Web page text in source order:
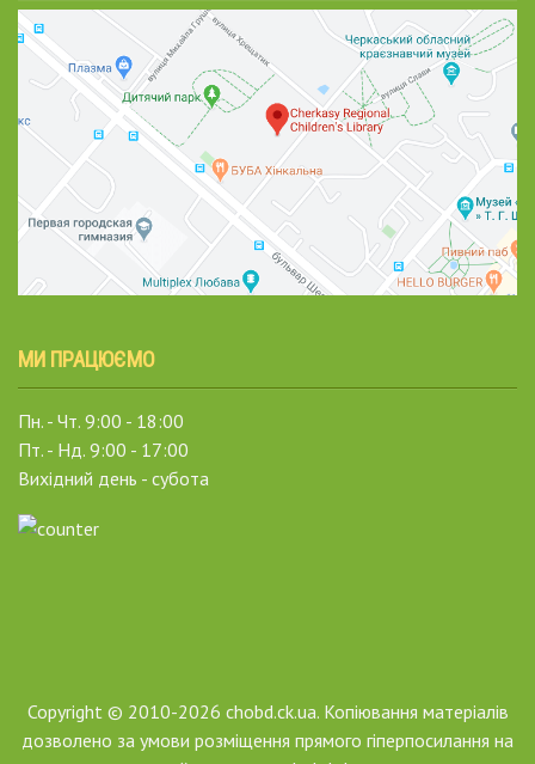
МИ ПРАЦЮЄМО
Пн. - Чт. 9:00 - 18:00
Пт. - Нд. 9:00 - 17:00
Вихідний день - субота
Copyright © 2010-2026 chobd.ck.ua. Копіювання матеріалів
дозволено за умови розміщення прямого гіперпосилання на